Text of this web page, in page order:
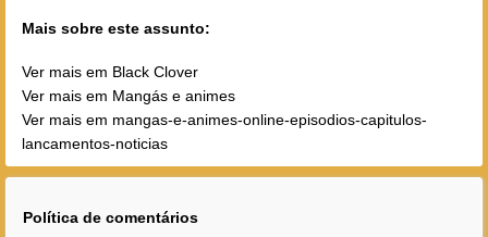
Mais sobre este assunto:
Ver mais em Black Clover
Ver mais em Mangás e animes
Ver mais em mangas-e-animes-online-episodios-capitulos-
lancamentos-noticias
Política de comentários